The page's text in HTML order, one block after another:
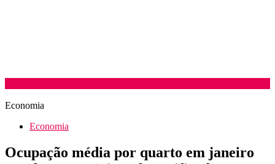
Economia
Economia
Ocupação média por quarto em janeiro